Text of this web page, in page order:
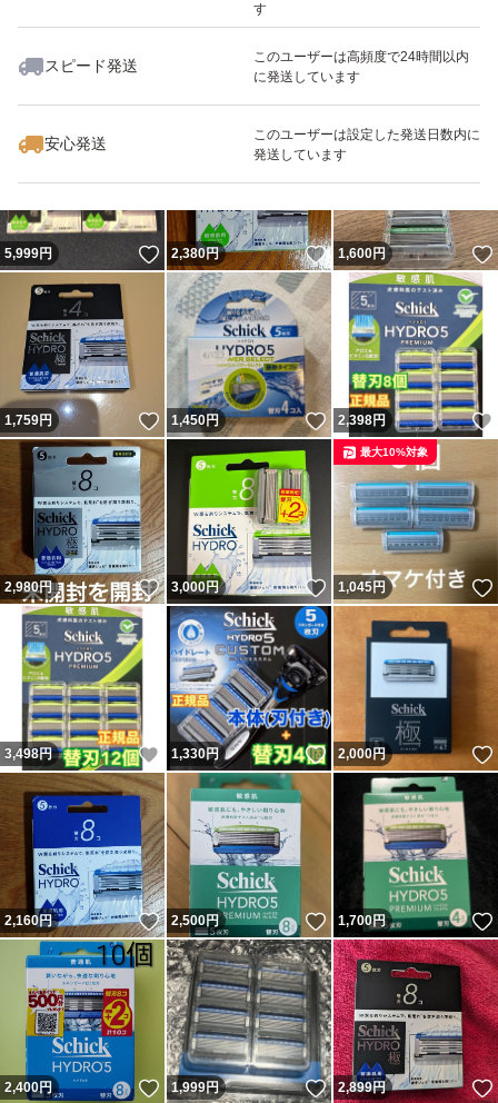
す
スピード発送
このユーザーは高頻度で24時間以内
に発送しています
安心発送
このユーザーは設定した発送日数内に
発送しています
いいね！
1,050
5,999円 いいね！
2,380円 いいね！
1,600円
1,759円 いいね！
1,450円 いいね！
2,398円
2,980円 いいね！
3,000円 いいね！
1,045円
最大10%対象
3,498円 いいね！
1,330円 いいね！
2,000円
2,160円 いいね！
2,500円 いいね！
1,700円
2,400円 いいね！
1,999円 いいね！
2,899円